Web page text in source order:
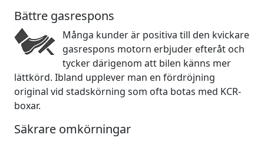
Bättre gasrespons
Många kunder är positiva till den kvickare
gasrespons motorn erbjuder efteråt och
tycker därigenom att bilen känns mer
lättkörd. Ibland upplever man en fördröjning
original vid stadskörning som ofta botas med KCR-
boxar.
Säkrare omkörningar